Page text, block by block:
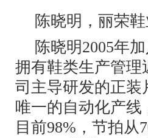
陈晓明，丽荣
陈晓明2005年
拥有鞋类生产管理
司主导研发的正装
唯一的自动化产线
目前98%，节拍从